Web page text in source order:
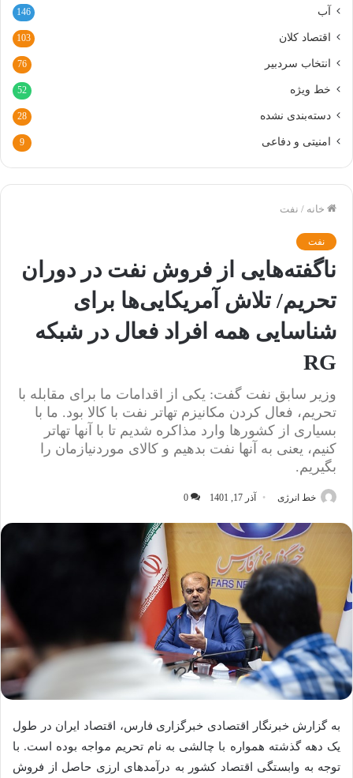
خانه / نفت
نفت
ناگفته‌هایی از فروش نفت در دوران
تحریم/ تلاش آمریکایی‌ها برای
شناسایی همه افراد فعال در شبکه
RG
وزیر سابق نفت گفت: یکی از اقدامات ما برای مقابله با
تحریم، فعال کردن مکانیزم تهاتر نفت با کالا بود. ما با
بسیاری از کشورها وارد مذاکره شدیم تا با آنها تهاتر
کنیم، یعنی به آنها نفت بدهیم و کالای موردنیازمان را
بگیریم.
خط انرژی آذر 17, 1401 0
به گزارش خبرنگار اقتصادی خبرگزاری فارس، اقتصاد ایران در طول
یک دهه گذشته همواره با چالشی به نام تحریم مواجه بوده است. با
توجه به وابستگی اقتصاد کشور به درآمدهای ارزی حاصل از فروش
آب 146
اقتصاد کلان 103
انتخاب سردبیر 76
خط ویژه 52
دسته‌بندی نشده 28
امنیتی و دفاعی 9